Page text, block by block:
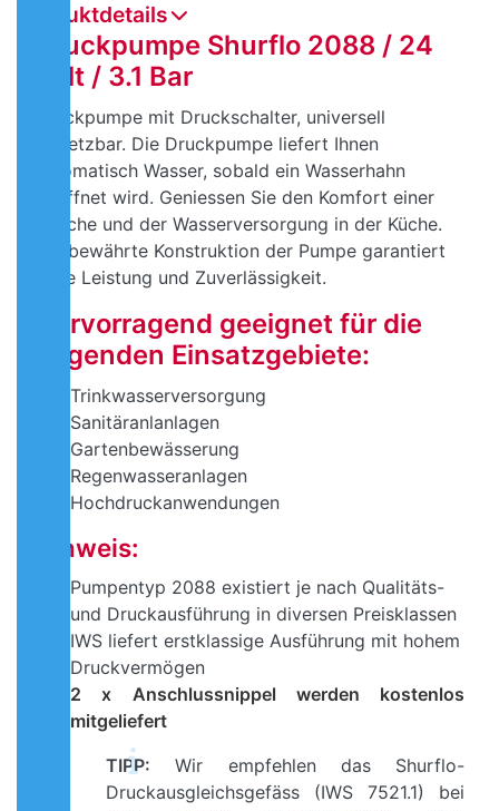
Produktdetails
Druckpumpe Shurflo 2088 / 24
Volt / 3.1 Bar
Druckpumpe mit Druckschalter, universell
einsetzbar. Die Druckpumpe liefert Ihnen
automatisch Wasser, sobald ein Wasserhahn
geöffnet wird. Geniessen Sie den Komfort einer
Dusche und der Wasserversorgung in der Küche.
Die bewährte Konstruktion der Pumpe garantiert
hohe Leistung und Zuverlässigkeit.
Hervorragend geeignet für die
folgenden Einsatzgebiete:
Trinkwasserversorgung
Sanitäranlanlagen
Gartenbewässerung
Regenwasseranlagen
Hochdruckanwendungen
Hinweis:
Pumpentyp 2088 existiert je nach Qualitäts-
und Druckausführung in diversen Preisklassen
IWS liefert erstklassige Ausführung mit hohem
Druckvermögen
2 x Anschlussnippel werden kostenlos
mitgeliefert
TIPP: Wir empfehlen das Shurflo-
Druckausgleichsgefäss (IWS 7521.1) bei